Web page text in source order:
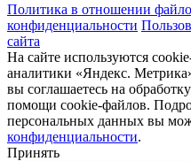
Политика в отношении
конфиденциальности
сайта
На сайте используются
аналитики «Яндекс.
вы соглашаетесь на
помощи cookie-файлов.
персональных данных вы
конфиденциальности.
Принять